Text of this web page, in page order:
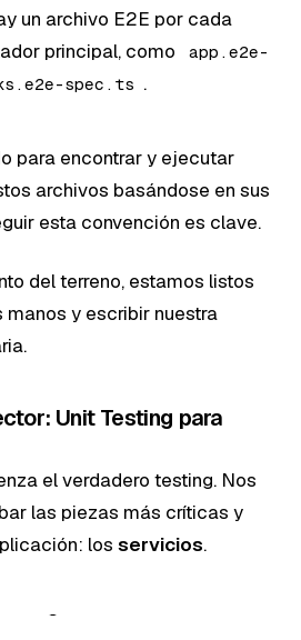
un archivo E2E por cada
principal, como
app.e2e-
spec.ts .
para encontrar y ejecutar
archivos basándose en sus
esta convención es clave.
del terreno, estamos listos
manos y escribir nuestra
Unit Testing para
el verdadero testing. Nos
las piezas más críticas y
los servicios.